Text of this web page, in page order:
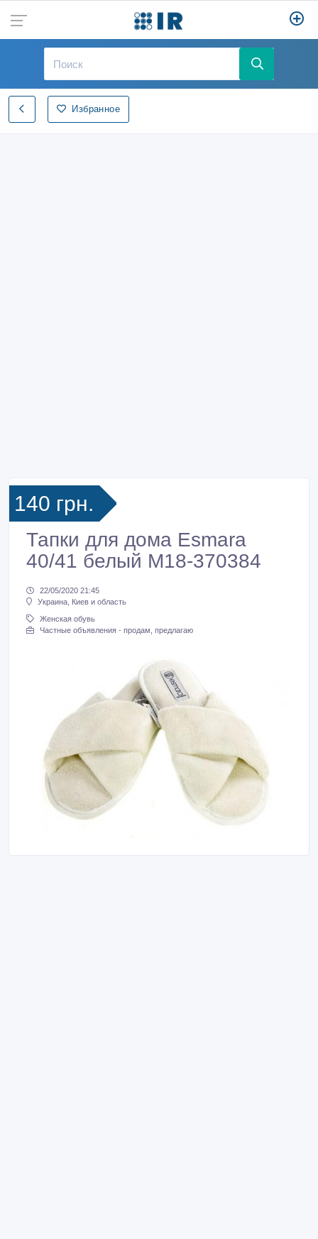
Избранное
140 грн.
Тапки для дома Esmara
40/41 белый M18-370384
22/05/2020 21:45
Украина, Киев и область
Женская обувь
Частные объявления - продам, предлагаю